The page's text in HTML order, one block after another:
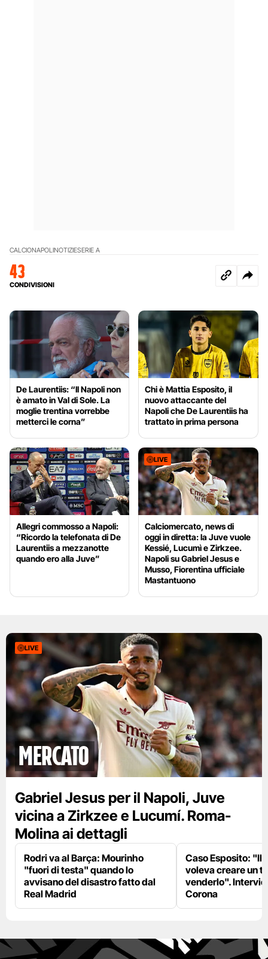
CALCIONAPOLINOTIZIESERIE A
43
CONDIVISIONI
De Laurentiis: “Il Napoli non
è amato in Val di Sole. La
moglie trentina vorrebbe
metterci le corna”
Chi è Mattia Esposito, il
nuovo attaccante del
Napoli che De Laurentiis ha
trattato in prima persona
Allegri commosso a Napoli:
“Ricordo la telefonata di De
Laurentiis a mezzanotte
quando ero alla Juve”
LIVE
Calciomercato, news di
oggi in diretta: la Juve vuole
Kessié, Lucumì e Zirkzee.
Napoli su Gabriel Jesus e
Musso, Fiorentina ufficiale
Mastantuono
LIVE
mercato
Gabriel Jesus per il Napoli, Juve
vicina a Zirkzee e Lucumí. Roma-
Molina ai dettagli
Rodri va al Barça: Mourinho
"fuori di testa" quando lo
avvisano del disastro fatto dal
Real Madrid
Caso Esposito: "Il
voleva creare un
venderlo".
Corona